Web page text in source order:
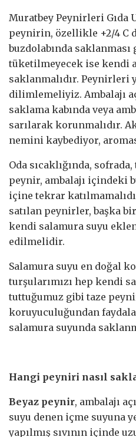
Muratbey Peynirleri Gıda
peynirin, özellikle +2/4 C
buzdolabında
tüketilmeyecek ise kendi
saklanmalıdır. Peynirleri
dilimlemeliyiz. Ambalajı
saklama kabında veya
sarılarak korunmalıdır.
nemini kaybediyor,
Oda sıcaklığında,
peynir, ambalajı içindeki
içine tekrar
satılan peynirler, başka
kendi salamura suyu
edilmelidir.
Salamura suyu en doğal
turşularımızı hep kendi
tuttuğumuz gibi taze
koruyuculuğundan
salamura suyunda
Hangi peyniri nasıl
Beyaz peynir, ambalajı
suyu denen içme suyuna
yapılmış sıvının içinde